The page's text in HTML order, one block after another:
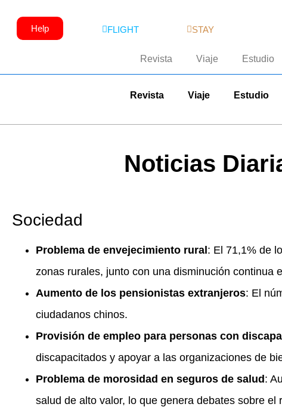
Help FLIGHT STAY
Revista Viaje Estudio
Revista Viaje Estudio
Noticias
Sociedad
Problema de envejecimiento rural: El 71,1% de
zonas rurales, junto con una disminución continua
Aumento de los pensionistas extranjeros: El
ciudadanos chinos.
Provisión de empleo para personas con
discapacitados y apoyar a las organizaciones de
Problema de morosidad en seguros de salud:
salud de alto valor, lo que genera debates sobre el